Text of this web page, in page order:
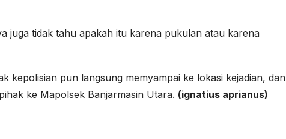
juga tidak tahu apakah itu karena pukulan atau karena
kepolisian pun langsung memyampai ke lokasi kejadian, dan
ke Mapolsek Banjarmasin Utara. (ignatius aprianus)